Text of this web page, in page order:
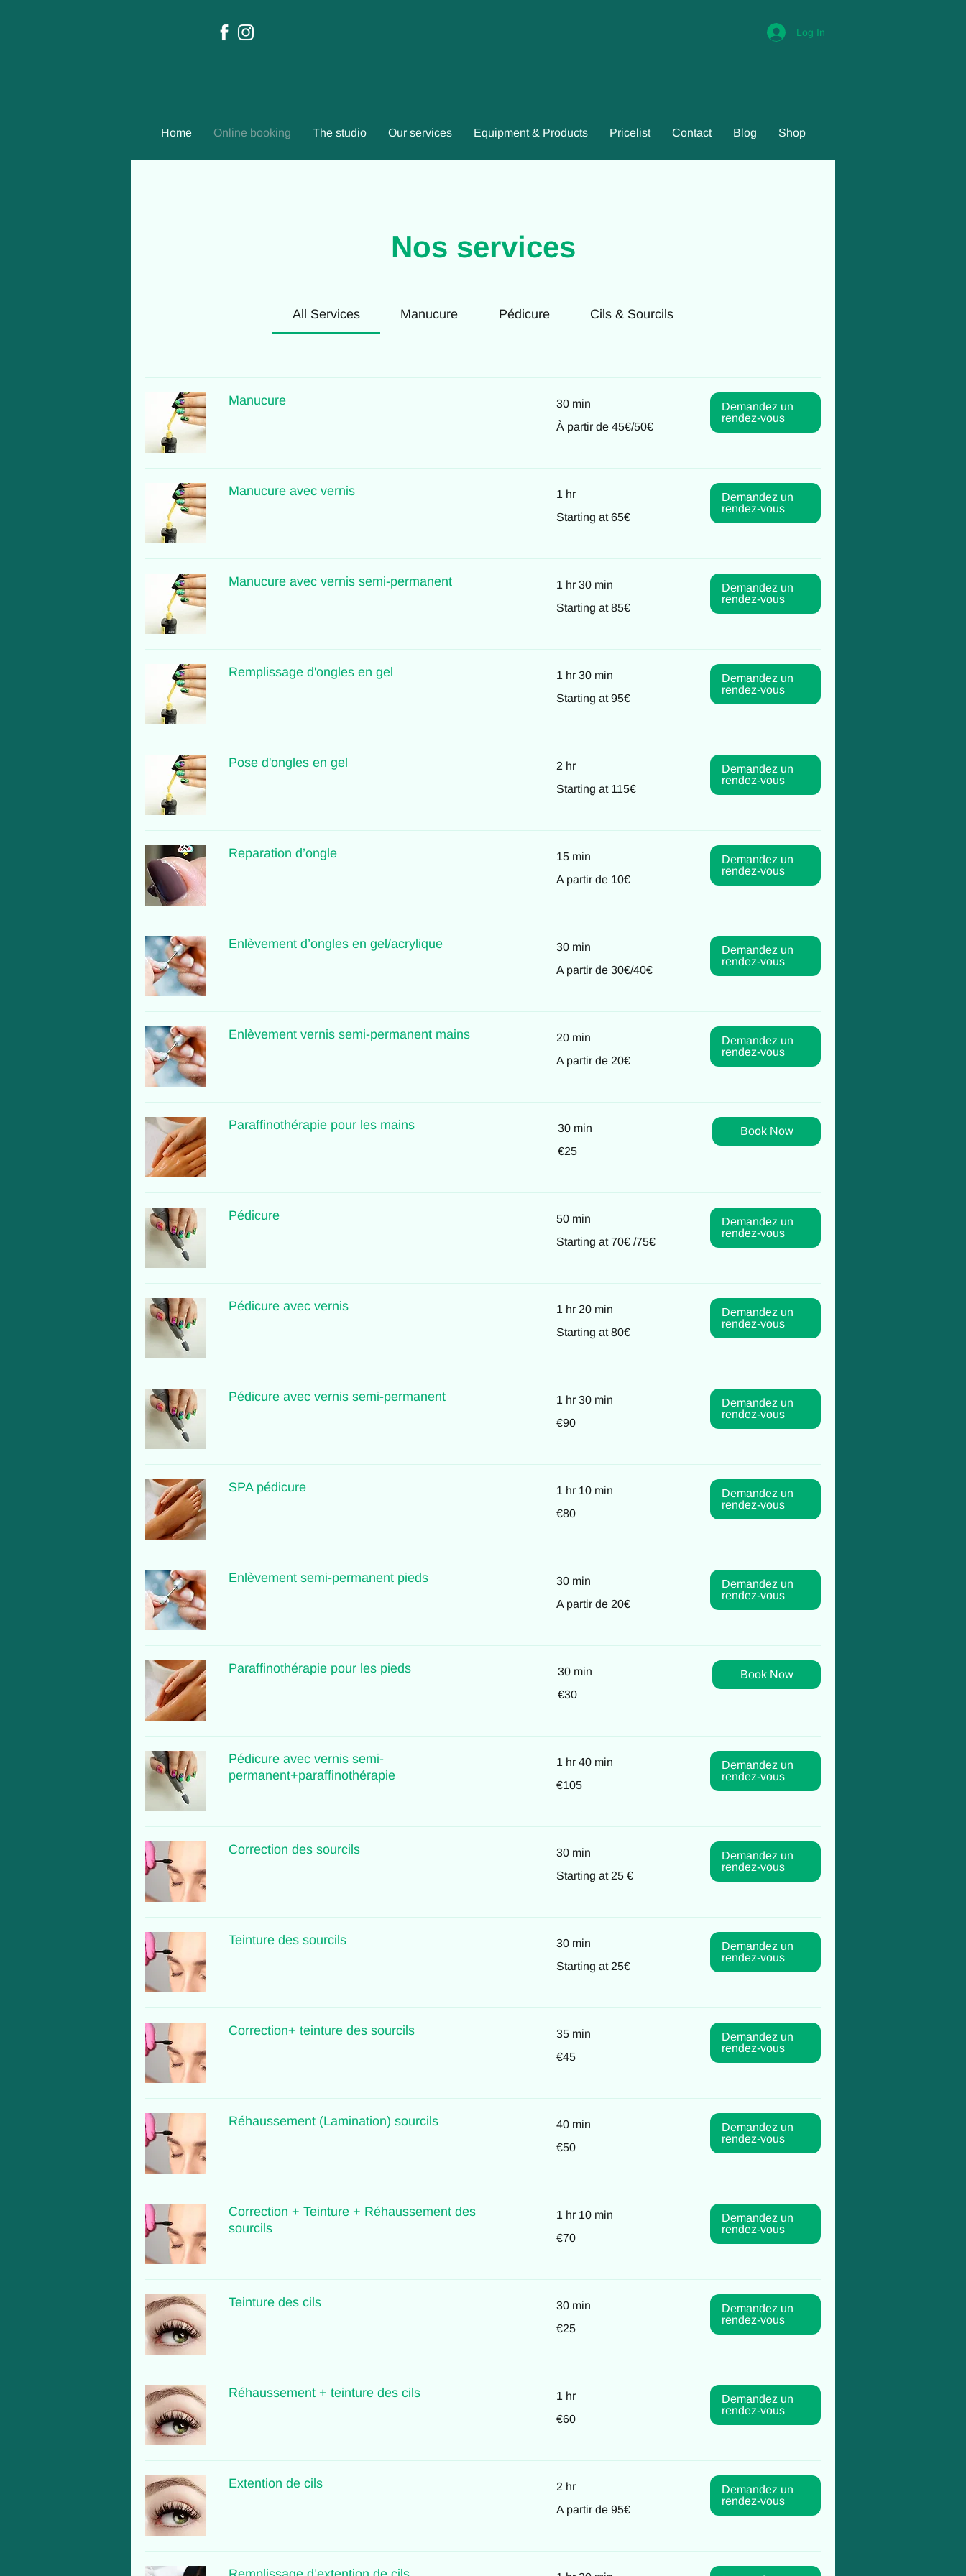
Log In
Home Online booking The studio Our services Equipment & Products Pricelist Contact Blog Shop
Nos services
All Services Manucure Pédicure Cils & Sourcils
Manucure 30 min
À
partir
À partir de 45€/50€
Demandez un
rendez-vous
Manucure avec vernis 1 hr
at
Starting at 65€
Demandez un
rendez-vous
Manucure avec vernis semi-permanent 1 hr 30 min
at
Starting at 85€
Demandez un
rendez-vous
Remplissage d'ongles en gel 1 hr 30 min
at
Starting at 95€
Demandez un
rendez-vous
Pose d'ongles en gel 2 hr
at
Starting at 115€
Demandez un
rendez-vous
Reparation d’ongle 15 min
partir
A partir de 10€
Demandez un
rendez-vous
Enlèvement d’ongles en gel/acrylique 30 min
partir
A partir de 30€/40€
Demandez un
rendez-vous
Enlèvement vernis semi-permanent mains 20 min
partir
A partir de 20€
Demandez un
rendez-vous
Paraffinothérapie pour les mains 30 min
euros
€25
Book Now
Pédicure 50 min
at
Starting at 70€ /75€
Demandez un
rendez-vous
Pédicure avec vernis 1 hr 20 min
at
Starting at 80€
Demandez un
rendez-vous
Pédicure avec vernis semi-permanent 1 hr 30 min
euros
€90
Demandez un
rendez-vous
SPA pédicure 1 hr 10 min
euros
€80
Demandez un
rendez-vous
Enlèvement semi-permanent pieds 30 min
partir
A partir de 20€
Demandez un
rendez-vous
Paraffinothérapie pour les pieds 30 min
euros
€30
Book Now
Pédicure avec vernis semi-
permanent+paraffinothérapie
1 hr 40 min
euros
€105
Demandez un
rendez-vous
Correction des sourcils 30 min
at
Starting at 25 €
Demandez un
rendez-vous
Teinture des sourcils 30 min
at
Starting at 25€
Demandez un
rendez-vous
Correction+ teinture des sourcils 35 min
euros
€45
Demandez un
rendez-vous
Réhaussement (Lamination) sourcils 40 min
euros
€50
Demandez un
rendez-vous
Correction + Teinture + Réhaussement des
sourcils
1 hr 10 min
euros
€70
Demandez un
rendez-vous
Teinture des cils 30 min
euros
€25
Demandez un
rendez-vous
Réhaussement + teinture des cils 1 hr
euros
€60
Demandez un
rendez-vous
Extention de cils 2 hr
partir
A partir de 95€
Demandez un
rendez-vous